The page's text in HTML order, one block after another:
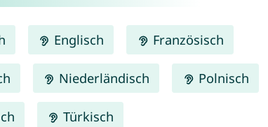
Englisch Französisch
Niederländisch Polnisch
Türkisch